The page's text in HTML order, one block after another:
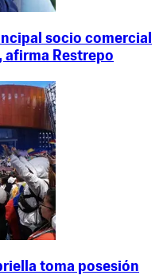
socio comercial
afirma Restrepo
toma posesión